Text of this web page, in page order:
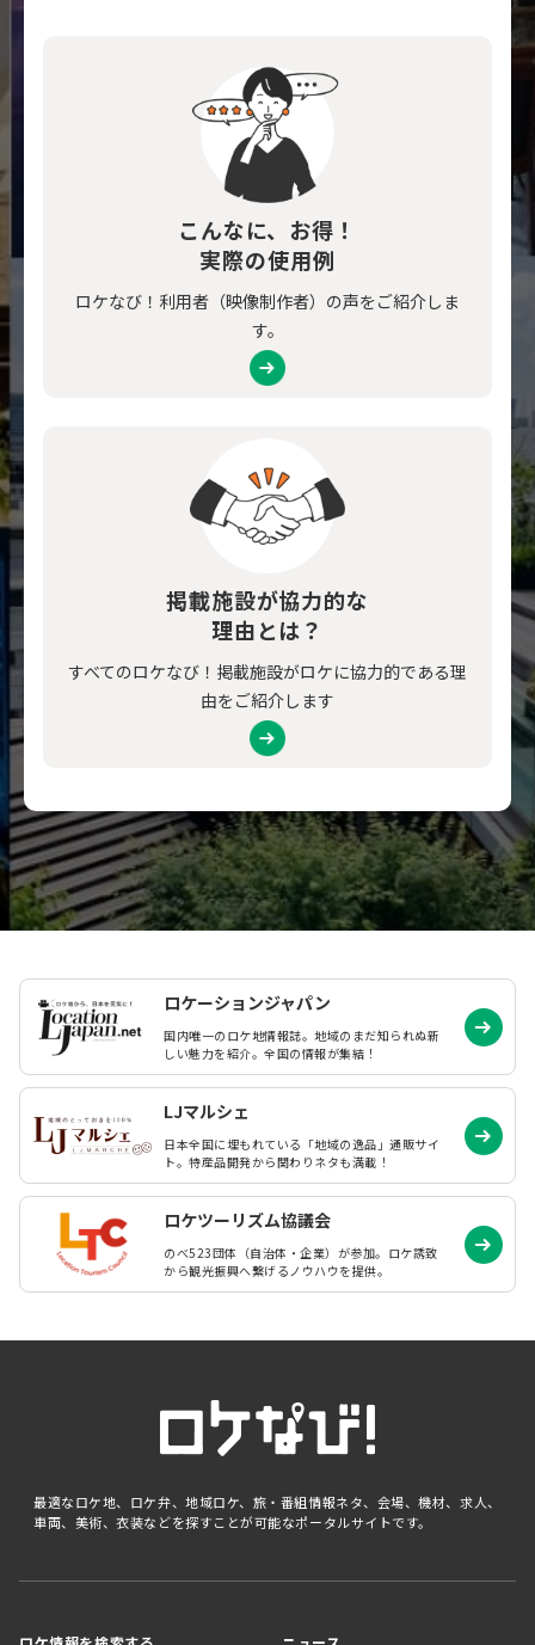
こんなに、お得！
実際の使用例
ロケなび！利用者（映像制作者）の声をご紹介しま
す。
掲載施設が協力的な
理由とは？
すべてのロケなび！掲載施設がロケに協力的である理
由をご紹介します
ロケーションジャパン
国内唯一のロケ地情報誌。地域のまだ知られぬ新
しい魅力を紹介。全国の情報が集結！
LJマルシェ
日本全国に埋もれている「地域の逸品」通販サイ
ト。特産品開発から関わりネタも満載！
ロケツーリズム協議会
のべ523団体（自治体・企業）が参加。ロケ誘致
から観光振興へ繋げるノウハウを提供。
最適なロケ地、ロケ弁、地域ロケ、旅・番組情報ネタ、会場、機材、求人、
車両、美術、衣装などを探すことが可能なポータルサイトです。